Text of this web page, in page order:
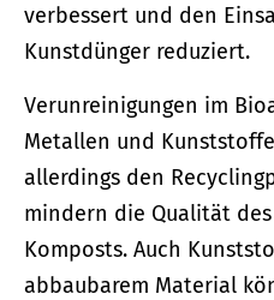
verbessert und den
Kunstdünger reduziert.
Verunreinigungen im
Metallen und
allerdings den
mindern die Qualität
Komposts. Auch
abbaubarem Material